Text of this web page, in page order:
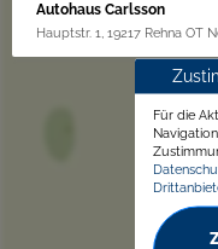
Autohaus Carlsson
Hauptstr. 1, 19217 Rehna OT
Für die